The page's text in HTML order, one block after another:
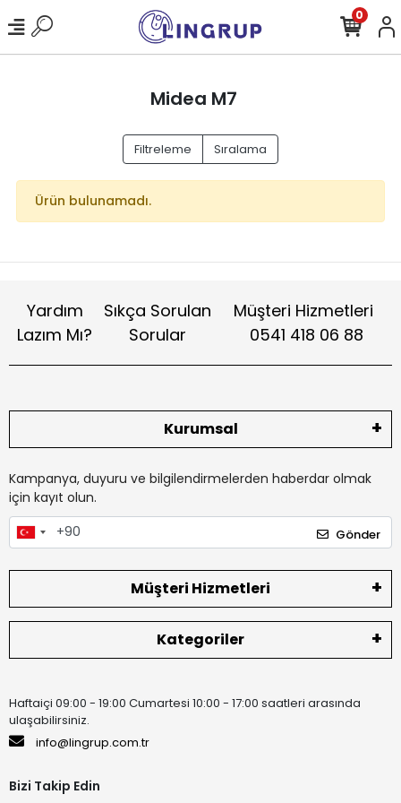
0
Midea M7
Filtreleme Sıralama
Ürün bulunamadı.
Yardım
Lazım Mı?
Sıkça Sorulan
Sorular
Müşteri Hizmetleri
0541 418 06 88
Kurumsal
Kampanya, duyuru ve bilgilendirmelerden haberdar olmak
için kayıt olun.
Gönder
Müşteri Hizmetleri
Kategoriler
Haftaiçi 09:00 - 19:00 Cumartesi 10:00 - 17:00 saatleri arasında
ulaşabilirsiniz.
info@lingrup.com.tr
Bizi Takip Edin